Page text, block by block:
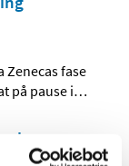
fase
på pause i…
og